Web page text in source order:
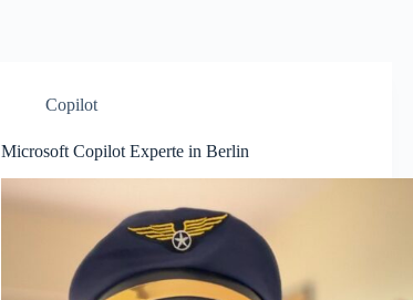
Copilot
Microsoft Copilot Experte in Berlin